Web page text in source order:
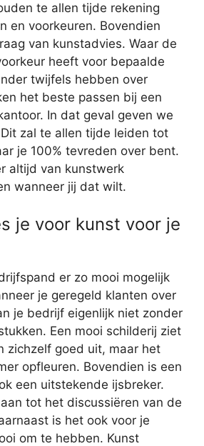
te allen tijde rekening
en voorkeuren. Bovendien
van kunstadvies. Waar de
heeft voor bepaalde
twijfels hebben over
het beste passen bij een
In dat geval geven we
zal te allen tijde leiden tot
je 100% tevreden over bent.
altijd van kunstwerk
wanneer jij dat wilt.
je voor kunst voor je
er zo mooi mogelijk
je geregeld klanten over
je bedrijf eigenlijk niet zonder
Een mooi schilderij ziet
zichzelf goed uit, maar het
opfleuren. Bovendien is een
een uitstekende ijsbreker.
tot het discussiëren van de
is het ook voor je
om te hebben. Kunst